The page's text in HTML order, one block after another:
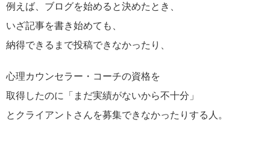
例えば、ブログを始めると決めたとき、
いざ記事を書き始めても、
納得できるまで投稿できなかったり、
心理カウンセラー・コーチの資格を
取得したのに「まだ実績がないから不十分」
とクライアントさんを募集できなかったりする人。